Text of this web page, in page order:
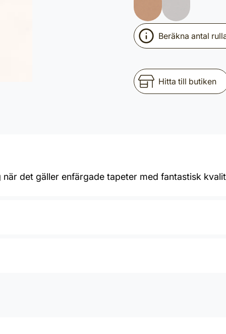
Beräkna antal
Hitta till butiken
det gäller enfärgade tapeter med fantastisk